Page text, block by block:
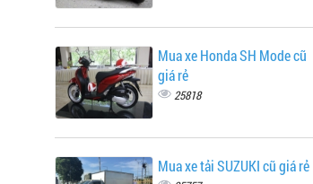
Mua xe Honda SH Mode cũ
giá rẻ
25818
Mua xe tải SUZUKI cũ giá rẻ